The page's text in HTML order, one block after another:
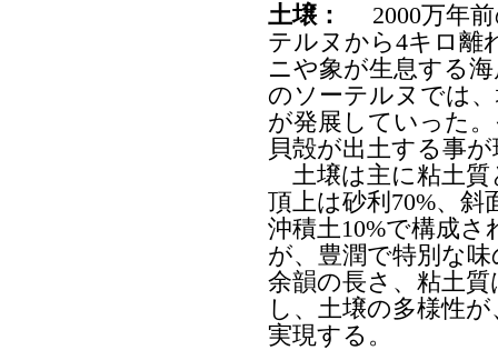
土壌：
2000万年前
テルヌから4キロ離
ニや象が生息する
のソーテルヌでは
が発展していった
貝殻が出土する事
土壌は主に粘土質
頂上は砂利70%、斜
沖積土10%で構成
が、豊潤で特別な
余韻の長さ、粘土
し、土壌の多様性
実現する。